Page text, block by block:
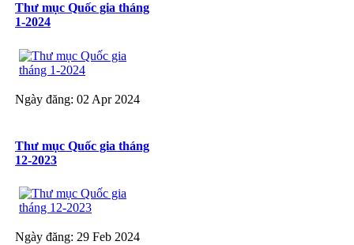
Thư mục Quốc gia tháng
1-2024
Ngày đăng: 02 Apr 2024
Thư mục Quốc gia tháng
12-2023
Ngày đăng: 29 Feb 2024